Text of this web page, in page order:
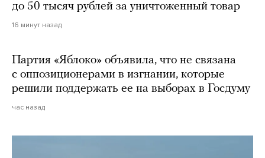
до 50 тысяч рублей за уничтоженный товар
16 минут назад
Партия «Яблоко» объявила, что не связана
с оппозиционерами в изгнании, которые
решили поддержать ее на выборах в Госдуму
час назад